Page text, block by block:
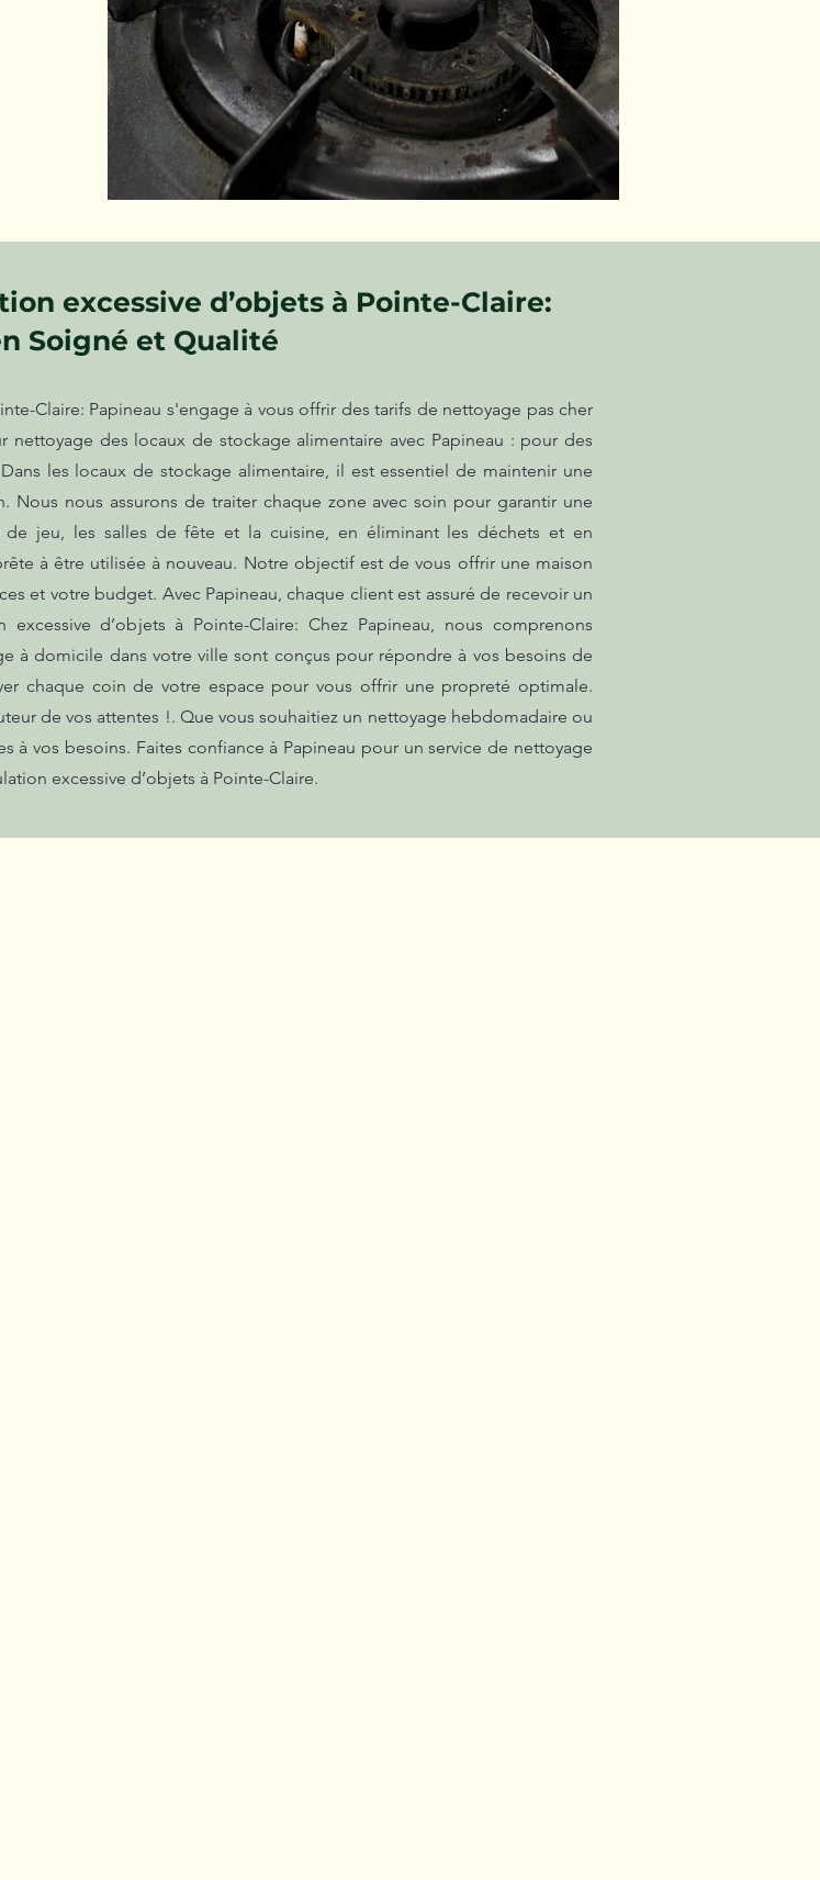
excessive d’objets à Pointe-Claire:
Soigné et Qualité
Claire: Papineau s'engage à vous offrir des tarifs de nettoyage pas cher
des locaux de stockage alimentaire avec Papineau : pour des
les locaux de stockage alimentaire, il est essentiel de maintenir une
nous assurons de traiter chaque zone avec soin pour garantir une
de jeu, les salles de fête et la cuisine, en éliminant les déchets et en
à être utilisée à nouveau. Notre objectif est de vous offrir une maison
et votre budget. Avec Papineau, chaque client est assuré de recevoir un
d’objets à Pointe-Claire: Chez Papineau, nous comprenons
à domicile dans votre ville sont conçus pour répondre à vos besoins de
chaque coin de votre espace pour vous offrir une propreté optimale.
de vos attentes !. Que vous souhaitiez un nettoyage hebdomadaire ou
à vos besoins. Faites confiance à Papineau pour un service de nettoyage
excessive d’objets à Pointe-Claire.